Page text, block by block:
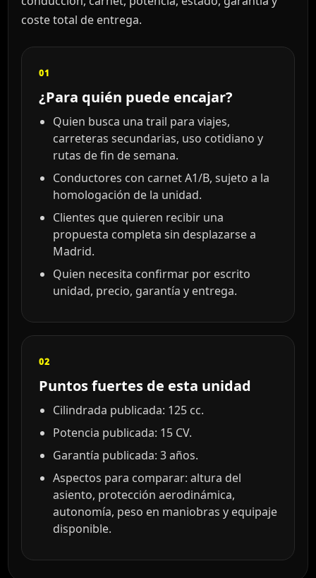
coste total de entrega.
01
¿Para quién puede encajar?
Quien busca una trail para viajes,
carreteras secundarias, uso cotidiano y
rutas de fin de semana.
Conductores con carnet A1/B, sujeto a la
homologación de la unidad.
Clientes que quieren recibir una
propuesta completa sin desplazarse a
Madrid.
Quien necesita confirmar por escrito
unidad, precio, garantía y entrega.
02
Puntos fuertes de esta unidad
Cilindrada publicada: 125 cc.
Potencia publicada: 15 CV.
Garantía publicada: 3 años.
Aspectos para comparar: altura del
asiento, protección aerodinámica,
autonomía, peso en maniobras y equipaje
disponible.